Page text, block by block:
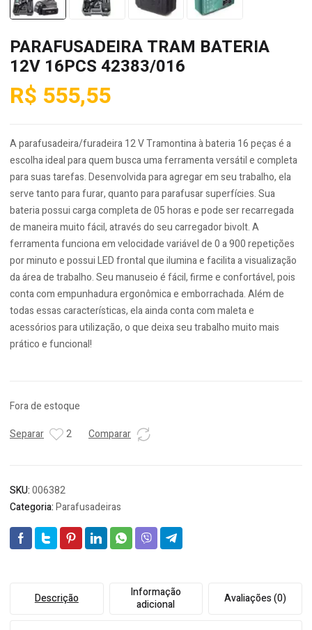
PARAFUSADEIRA TRAM BATERIA
12V 16PCS 42383/016
R$ 555,55
A parafusadeira/furadeira 12 V Tramontina à bateria 16 peças é a
escolha ideal para quem busca uma ferramenta versátil e completa
para suas tarefas. Desenvolvida para agregar em seu trabalho, ela
serve tanto para furar, quanto para parafusar superfícies. Sua
bateria possui carga completa de 05 horas e pode ser recarregada
de maneira muito fácil, através do seu carregador bivolt. A
ferramenta funciona em velocidade variável de 0 a 900 repetições
por minuto e possui LED frontal que ilumina e facilita a visualização
da área de trabalho. Seu manuseio é fácil, firme e confortável, pois
conta com empunhadura ergonômica e emborrachada. Além de
todas essas características, ela ainda conta com maleta e
acessórios para utilização, o que deixa seu trabalho muito mais
prático e funcional!
Fora de estoque
Separar
2 Comparar
SKU:006382
Categoria:Parafusadeiras
Descrição
Informação
adicional
Avaliações (0)